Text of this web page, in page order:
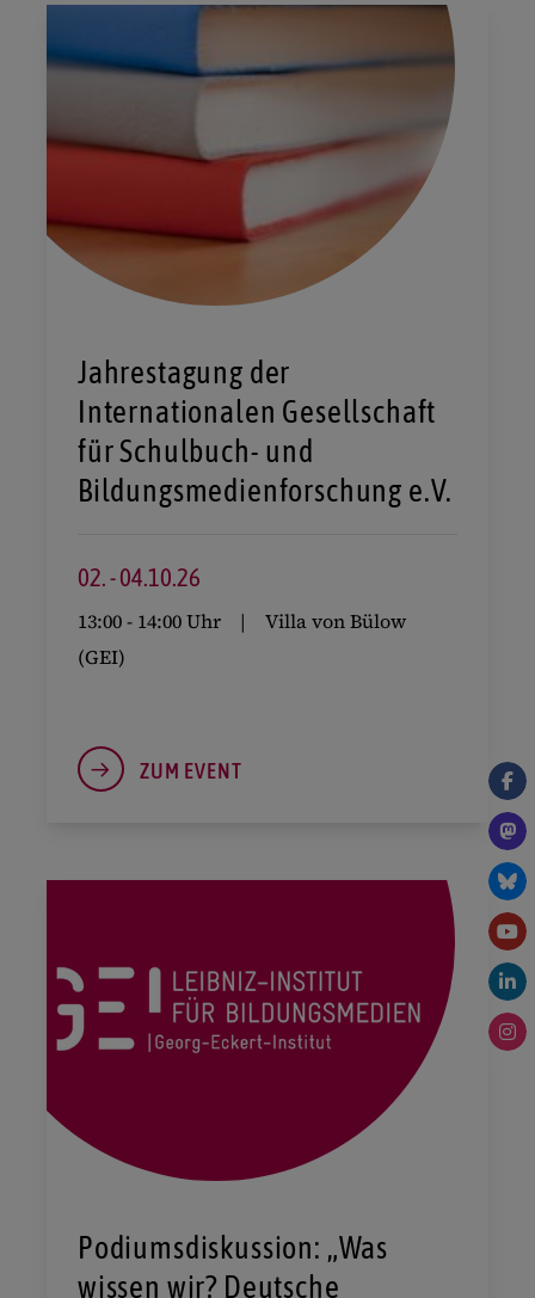
Jahrestagung der
Internationalen Gesellschaft
für Schulbuch- und
Bildungsmedienforschung e.V.
02.-04.10.26
13:00- 14:00 Uhr
Villa von Bülow
(GEI)
ZUM EVENT
Podiumsdiskussion: „Was
wissen wir? Deutsche